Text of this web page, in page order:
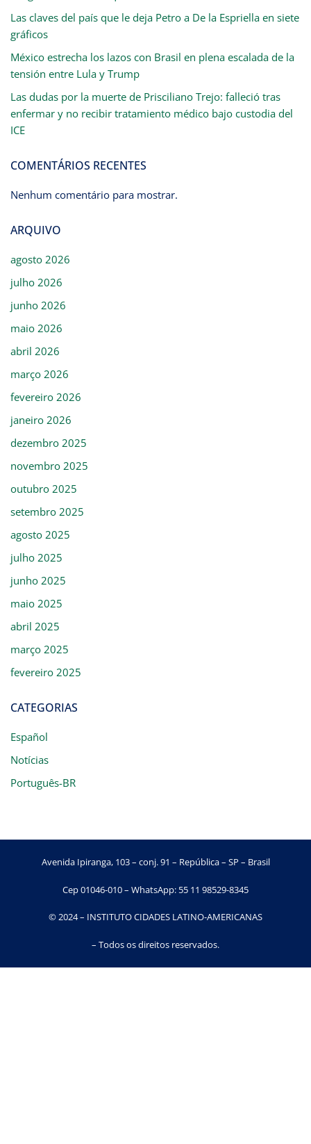
Las claves del país que le deja Petro a De la Espriella en siete
gráficos
México estrecha los lazos con Brasil en plena escalada de la
tensión entre Lula y Trump
Las dudas por la muerte de Prisciliano Trejo: falleció tras
enfermar y no recibir tratamiento médico bajo custodia del
ICE
COMENTÁRIOS RECENTES
Nenhum comentário para mostrar.
ARQUIVO
agosto 2026
julho 2026
junho 2026
maio 2026
abril 2026
março 2026
fevereiro 2026
janeiro 2026
dezembro 2025
novembro 2025
outubro 2025
setembro 2025
agosto 2025
julho 2025
junho 2025
maio 2025
abril 2025
março 2025
fevereiro 2025
CATEGORIAS
Español
Notícias
Português-BR
Avenida Ipiranga, 103 – conj. 91 – República – SP – Brasil
Cep 01046-010 – WhatsApp: 55 11 98529-8345
© 2024 – INSTITUTO CIDADES LATINO-AMERICANAS
– Todos os direitos reservados.​